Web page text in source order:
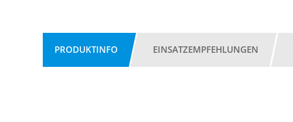
PRODUKTINFO EINSATZEMPFEHLUNGEN